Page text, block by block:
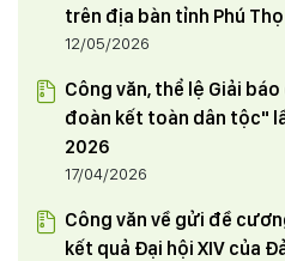
trên địa bàn tỉnh Phú
12/05/2026
Công văn, thể lệ Giải
đoàn kết toàn dân tộc"
2026
17/04/2026
Công văn về gửi đề
kết quả Đại hội XIV của